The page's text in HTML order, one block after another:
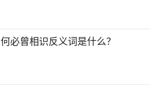
必曾相识反义词是什么？